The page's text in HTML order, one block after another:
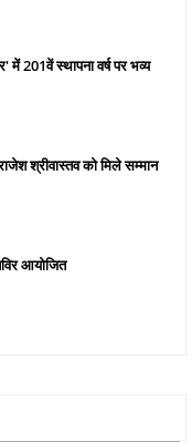
में 201वें स्थापना वर्ष पर भव्य
श्रीवास्तव को मिले सम्मान
आयोजित